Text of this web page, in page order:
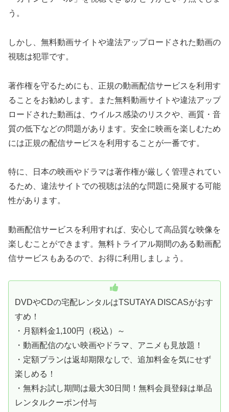
う。
しかし、無料動画サイトや違法アップロードされた動画の
視聴は犯罪です。
著作権を守るためにも、正規の動画配信サービスを利用す
ることをお勧めします。また無料動画サイトや違法アップ
ロードされた動画は、ウイルス感染のリスクや、画質・音
質の低下などの問題があります。安全に映画を楽しむため
には正規の配信サービスを利用することが一番です。
特に、日本の映画やドラマは著作権が厳しく管理されてい
るため、違法サイトでの視聴は法的な問題に発展する可能
性があります。
動画配信サービスを利用すれば、安心して高品質な映像を
楽しむことができます。無料トライアル期間のある動画配
信サービスもあるので、お得に利用しましょう。
DVDやCDの宅配レンタルはTSUTAYA DISCASがおす
すめ！
・月額料金1,100円（税込）～
・動画配信のない映画やドラマ、アニメも見放題！
・定額プランは返却期限なしで、追加料金を気にせず
楽しめる！
・無料お試し期間は最大30日間！無料会員登録は単品
レンタルクーポン付与